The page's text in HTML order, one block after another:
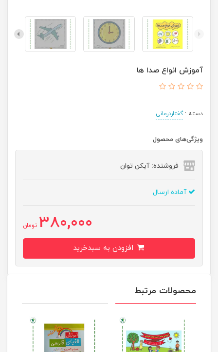
آموزش انواع صدا ها
دسته :گفتاردرمانی
ویژگی‌های محصول
فروشنده: آیکن توان
آماده ارسال
380,000 تومان
محصولات مرتبط